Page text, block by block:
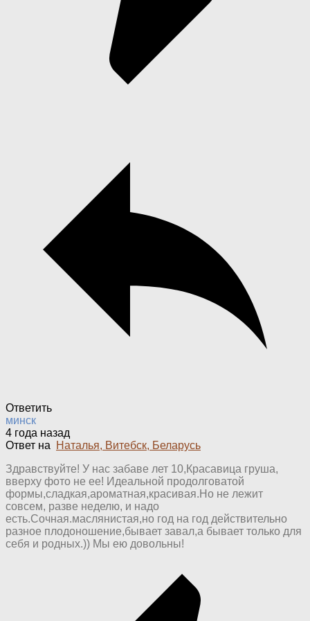
Ответить
минск
4 года назад
Ответ на
Наталья, Витебск, Беларусь
Здравствуйте! У нас забаве лет 10,Красавица груша,
вверху фото не ее! Идеальной продолговатой
формы,сладкая,ароматная,красивая.Но не лежит
совсем, разве неделю, и надо
есть.Сочная.маслянистая,но год на год действительно
разное плодоношение,бывает завал,а бывает только для
себя и родных.)) Мы ею довольны!